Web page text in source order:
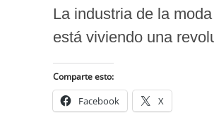
La industria de la
está viviendo una
Comparte esto:
Facebook X